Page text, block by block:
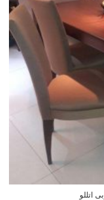
اتللو